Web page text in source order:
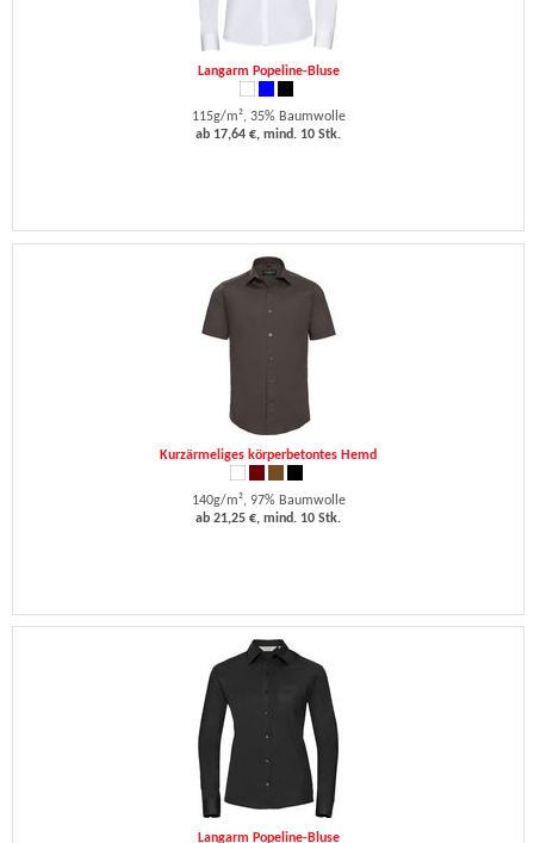
Langarm Popeline-Bluse
115g/m², 35% Baumwolle
ab 17,64 €, mind. 10 Stk.
Kurzärmeliges körperbetontes Hemd
140g/m², 97% Baumwolle
ab 21,25 €, mind. 10 Stk.
Langarm Popeline-Bluse